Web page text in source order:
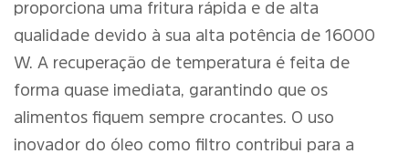
proporciona uma fritura rápida e de alta
qualidade devido à sua alta potência de 16000
W. A recuperação de temperatura é feita de
forma quase imediata, garantindo que os
alimentos fiquem sempre crocantes. O uso
inovador do óleo como filtro contribui para a